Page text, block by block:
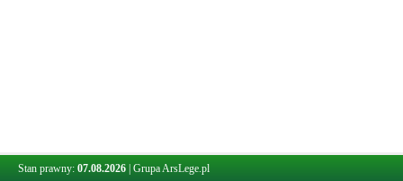
Stan prawny: 07.08.2026 Grupa ArsLege.pl